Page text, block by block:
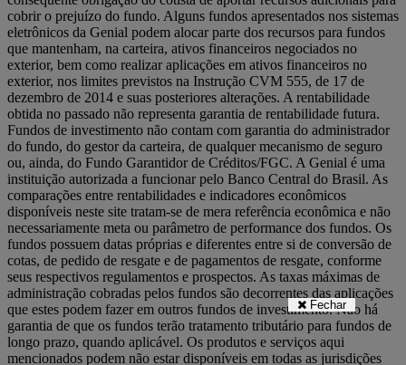
cobrir o prejuízo do fundo. Alguns fundos apresentados nos sistemas
eletrônicos da Genial podem alocar parte dos recursos para fundos
que mantenham, na carteira, ativos financeiros negociados no
exterior, bem como realizar aplicações em ativos financeiros no
exterior, nos limites previstos na Instrução CVM 555, de 17 de
dezembro de 2014 e suas posteriores alterações. A rentabilidade
obtida no passado não representa garantia de rentabilidade futura.
Fundos de investimento não contam com garantia do administrador
do fundo, do gestor da carteira, de qualquer mecanismo de seguro
ou, ainda, do Fundo Garantidor de Créditos/FGC. A Genial é uma
instituição autorizada a funcionar pelo Banco Central do Brasil. As
comparações entre rentabilidades e indicadores econômicos
disponíveis neste site tratam-se de mera referência econômica e não
necessariamente meta ou parâmetro de performance dos fundos. Os
fundos possuem datas próprias e diferentes entre si de conversão de
cotas, de pedido de resgate e de pagamentos de resgate, conforme
seus respectivos regulamentos e prospectos. As taxas máximas de
administração cobradas pelos fundos são decorrentes das aplicações
que estes podem fazer em outros fundos de investimento. Não há
garantia de que os fundos terão tratamento tributário para fundos de
longo prazo, quando aplicável. Os produtos e serviços aqui
mencionados podem não estar disponíveis em todas as jurisdições
Fechar